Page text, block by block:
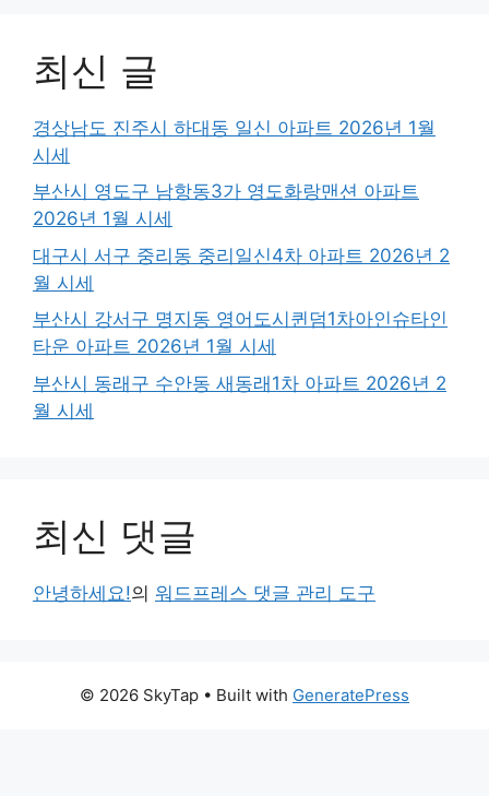
최신 글
경상남도 진주시 하대동 일신 아파트 2026년 1월
시세
부산시 영도구 남항동3가 영도화랑맨션 아파트
2026년 1월 시세
대구시 서구 중리동 중리일신4차 아파트 2026년 2
월 시세
부산시 강서구 명지동 영어도시퀸덤1차아인슈타인
타운 아파트 2026년 1월 시세
부산시 동래구 수안동 새동래1차 아파트 2026년 2
월 시세
최신 댓글
안녕하세요!의 워드프레스 댓글 관리 도구
© 2026 SkyTap • Built with GeneratePress